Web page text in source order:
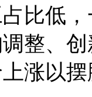
比低
整、
涨以